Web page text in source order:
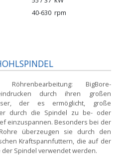
40-630 rpm
BigBore-
durch ihren großen
der es ermöglicht, große
durch die Spindel zu be- oder
einzuspannen. Besonders bei der
überzeugen sie durch den
Kraftspannfuttern, die auf der
Spindel verwendet werden.